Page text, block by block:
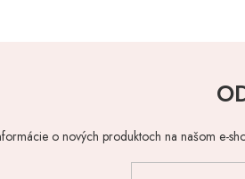
o nových produktoch na našom e-